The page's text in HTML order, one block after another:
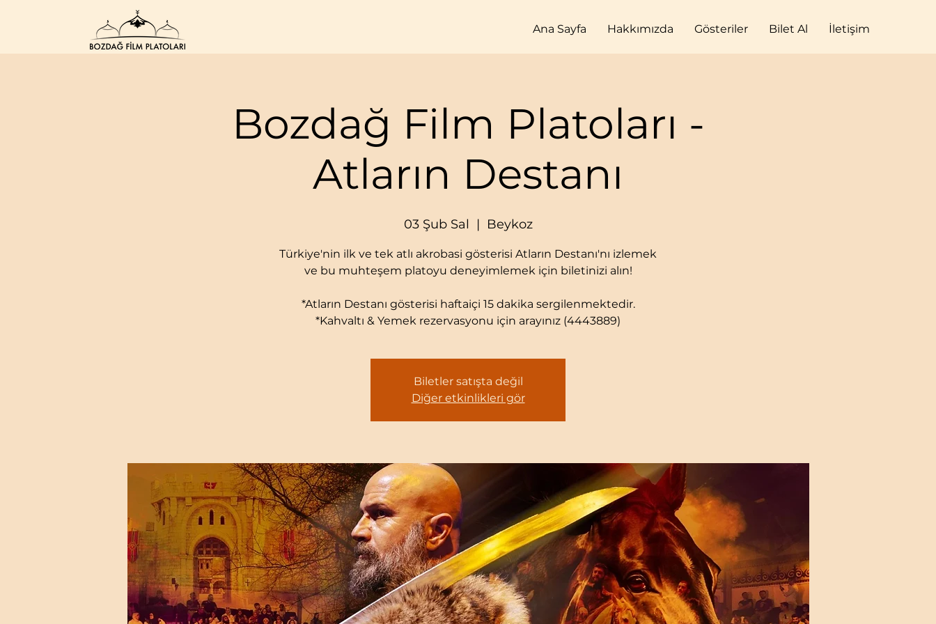
Ana Sayfa Hakkımızda Gösteriler Bilet Al İletişim
Bozdağ Film Platoları -
Atların Destanı
03 Şub Sal
  |
Beykoz
Türkiye'nin ilk ve tek atlı akrobasi gösterisi Atların Destanı'nı izlemek
ve bu muhteşem platoyu deneyimlemek için biletinizi alın!
*Atların Destanı gösterisi haftaiçi 15 dakika sergilenmektedir.
*Kahvaltı & Yemek rezervasyonu için arayınız (4443889)
Biletler satışta değil
Diğer etkinlikleri gör